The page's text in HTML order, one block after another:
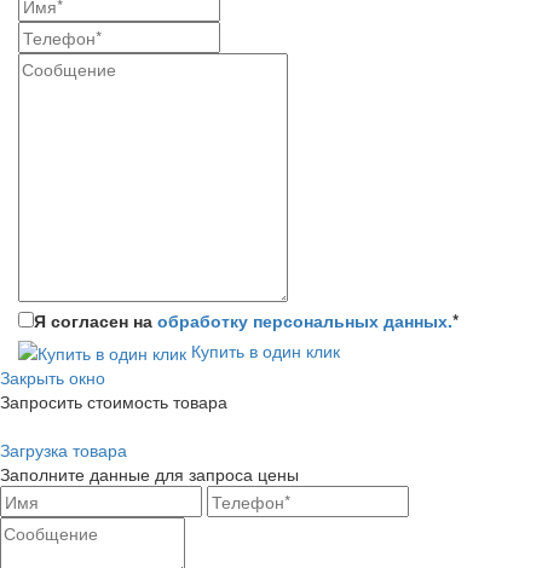
Я согласен на обработку персональных данных.*
Купить в один клик
Закрыть окно
Запросить стоимость товара
Загрузка товара
Заполните данные для запроса цены